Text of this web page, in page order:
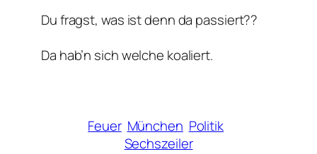
Du fragst, was ist denn da passiert??
Da hab’n sich welche koaliert.
Feuer München Politik
Sechszeiler